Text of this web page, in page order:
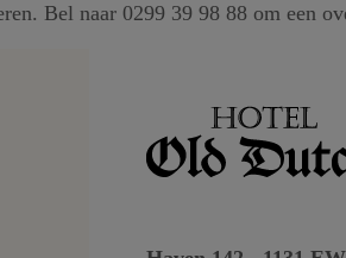
Bel naar 0299 39 98 88 om een